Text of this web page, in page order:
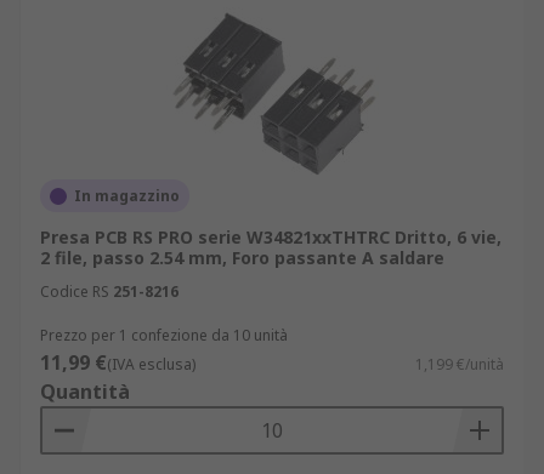
In magazzino
Presa PCB RS PRO serie W34821xxTHTRC Dritto, 6 vie,
2 file, passo 2.54 mm, Foro passante A saldare
Codice RS 251-8216
Prezzo per 1 confezione da 10 unità
11,99 €(IVA esclusa) 1,199 €/unità
Quantità